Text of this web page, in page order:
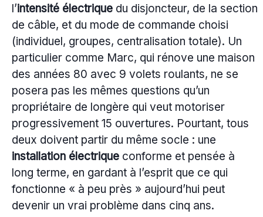
l’intensité électrique du disjoncteur, de la section
de câble, et du mode de commande choisi
(individuel, groupes, centralisation totale). Un
particulier comme Marc, qui rénove une maison
des années 80 avec 9 volets roulants, ne se
posera pas les mêmes questions qu’un
propriétaire de longère qui veut motoriser
progressivement 15 ouvertures. Pourtant, tous
deux doivent partir du même socle : une
installation électrique conforme et pensée à
long terme, en gardant à l’esprit que ce qui
fonctionne « à peu près » aujourd’hui peut
devenir un vrai problème dans cinq ans.